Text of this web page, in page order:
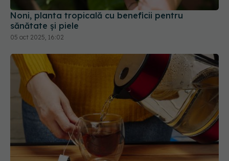
Noni, planta tropicală cu beneficii pentru
sănătate și piele
05 oct 2025, 16:02